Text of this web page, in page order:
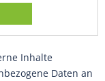
Inhalte
Daten an